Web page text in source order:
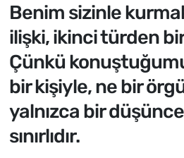
Benim sizinle
ilişki, ikinci türden
Çünkü
bir kişiyle, ne bir
yalnızca bir
sınırlıdır.